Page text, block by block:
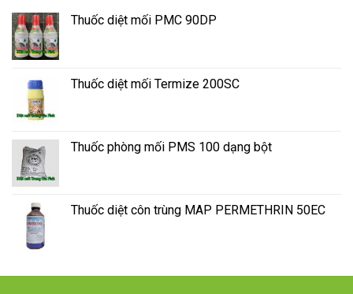
Thuốc diệt mối PMC 90DP
Thuốc diệt mối Termize 200SC
Thuốc phòng mối PMS 100 dạng bột
Thuốc diệt côn trùng MAP PERMETHRIN 50EC